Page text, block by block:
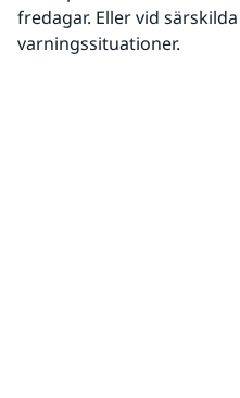
fredagar. Eller vid
varningssituationer.